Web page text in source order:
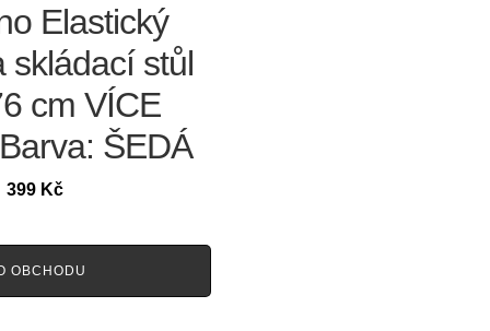
Elastický
skládací stůl
cm VÍCE
ŠEDÁ
399 Kč
OBCHODU